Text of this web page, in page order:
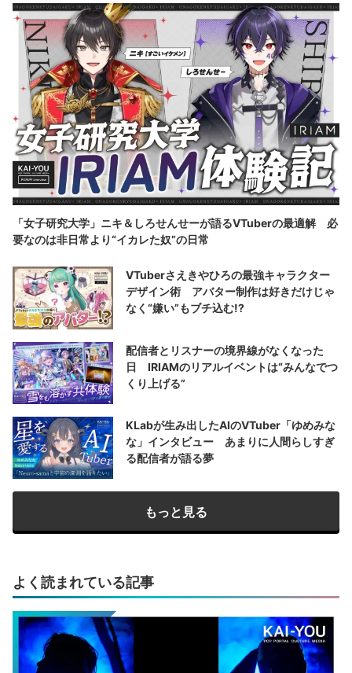
「女子研究大学」ニキ＆しろせんせーが語るVTuberの最適解 必
要なのは非日常より“イカレた奴”の日常
VTuberさえきやひろの最強キャラクター
デザイン術 アバター制作は好きだけじゃ
なく“嫌い”もブチ込む!?
配信者とリスナーの境界線がなくなった
日 IRIAMのリアルイベントは“みんなでつ
くり上げる”
KLabが生み出したAIのVTuber「ゆめみな
な」インタビュー あまりに人間らしすぎ
る配信者が語る夢
もっと見る
よく読まれている記事